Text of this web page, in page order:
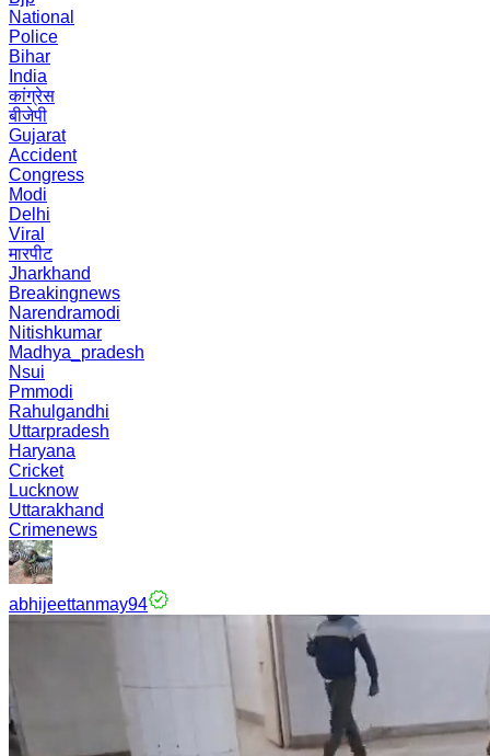
National
Police
Bihar
India
कांग्रेस
बीजेपी
Gujarat
Accident
Congress
Modi
Delhi
Viral
मारपीट
Jharkhand
Breakingnews
Narendramodi
Nitishkumar
Madhya_pradesh
Nsui
Pmmodi
Rahulgandhi
Uttarpradesh
Haryana
Cricket
Lucknow
Uttarakhand
Crimenews
abhijeettanmay94